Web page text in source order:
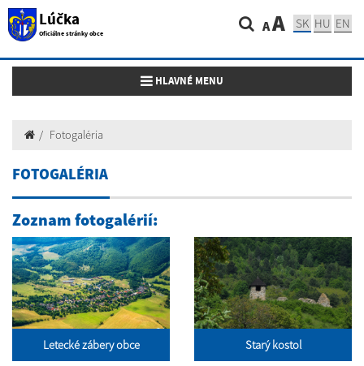
Lúčka
Oficiálne stránky obce AA SK HU EN
Toggle navigation
HLAVNÉ MENU
Fotogaléria
FOTOGALÉRIA
Zoznam fotogalérií:
Letecké zábery obce Starý kostol